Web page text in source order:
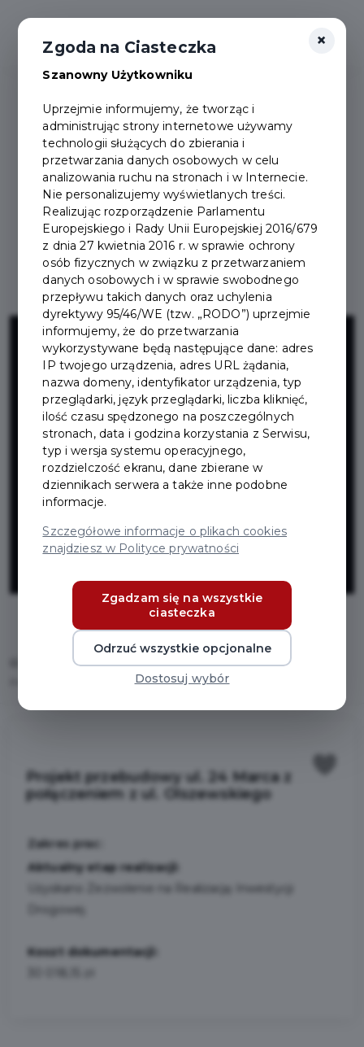
Projekt
przebudowy ul.
24 Marca z
połączeniem z
ul.
Olszewskiego
Inwestycje
Projekt przebudowy ul. 24 Marca z połączeniem z ul. Olszewskiego
Projekt przebudowy ul. 24 Marca z
połączeniem z ul. Olszewskiego
Zakres prac:
Aktualny etap realizacji:
Uzyskano Zezwolenie na Realizację Inwestycji
Drogowej.
Koszt dokumentacji:
×
Zgoda na Ciasteczka
Szanowny Użytkowniku
Uprzejmie informujemy, że tworząc i
administrując strony internetowe używamy
technologii służących do zbierania i
przetwarzania danych osobowych w celu
analizowania ruchu na stronach i w Internecie.
Nie personalizujemy wyświetlanych treści.
Realizując rozporządzenie Parlamentu
Europejskiego i Rady Unii Europejskiej 2016/679
z dnia 27 kwietnia 2016 r. w sprawie ochrony
osób fizycznych w związku z przetwarzaniem
danych osobowych i w sprawie swobodnego
przepływu takich danych oraz uchylenia
dyrektywy 95/46/WE (tzw. „RODO”) uprzejmie
informujemy, że do przetwarzania
wykorzystywane będą następujące dane: adres
IP twojego urządzenia, adres URL żądania,
nazwa domeny, identyfikator urządzenia, typ
przeglądarki, język przeglądarki, liczba kliknięć,
ilość czasu spędzonego na poszczególnych
stronach, data i godzina korzystania z Serwisu,
typ i wersja systemu operacyjnego,
rozdzielczość ekranu, dane zbierane w
dziennikach serwera a także inne podobne
informacje.
Szczegółowe informacje o plikach cookies
znajdziesz w Polityce prywatności
Zgadzam się na wszystkie
ciasteczka
Odrzuć wszystkie opcjonalne
Dostosuj wybór